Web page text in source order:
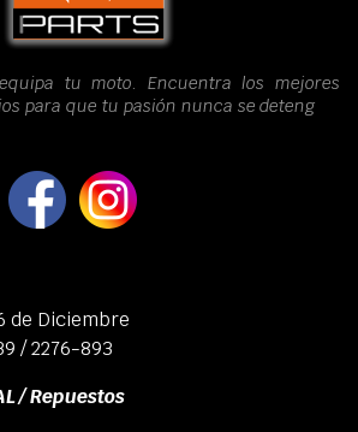
tu moto. Encuentra los mejores
para que tu pasión nunca se deteng
de Diciembre
/ 2276-893
/ Repuestos